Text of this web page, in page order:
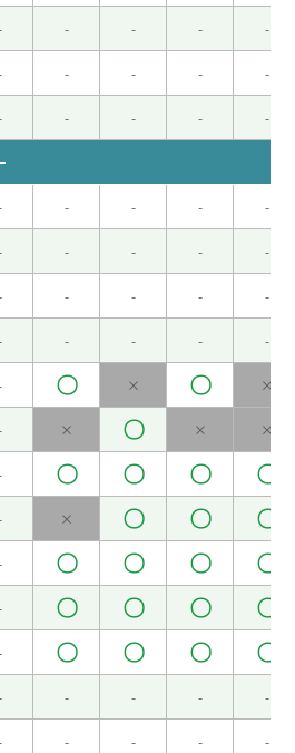
吗?( 女性 )
假日去旅游，太累了。
课，所以假期很短。我不能
动?( 女性 )
以今天晚饭吃了萨莉亚的外
听说日本的樱花开得很漂
次用不了Teams，可下课以
下次应该不会出问题的。(
多，海滩很漂亮，玩得很开
很复杂的。( 女性 )
- - - -
- - - -
- - - -
- - - -
- - - -
- - - -
- - - -
〇 × 〇 ×
× 〇 × ×
〇 〇 〇 〇
× 〇 〇 〇
〇 〇 〇 〇
〇 〇 〇 〇
〇 〇 〇 〇
- - - -
- - - -